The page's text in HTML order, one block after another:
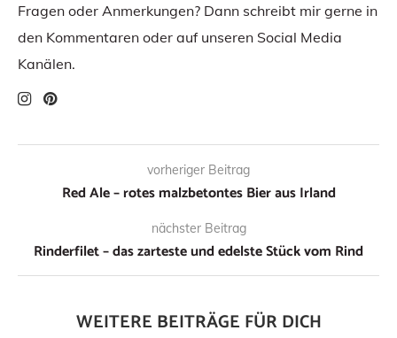
Fragen oder Anmerkungen? Dann schreibt mir gerne in
den Kommentaren oder auf unseren Social Media
Kanälen.
vorheriger Beitrag
Red Ale – rotes malzbetontes Bier aus Irland
nächster Beitrag
Rinderfilet – das zarteste und edelste Stück vom Rind
WEITERE BEITRÄGE FÜR DICH